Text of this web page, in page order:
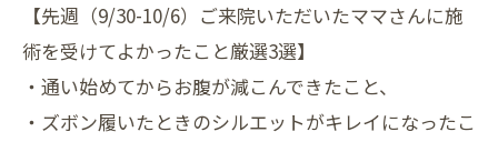
【先週（9/30-10/6）ご来院いただいたママさんに施
術を受けてよかったこと厳選3選】
・通い始めてからお腹が減こんできたこと、
・ズボン履いたときのシルエットがキレイになったこ